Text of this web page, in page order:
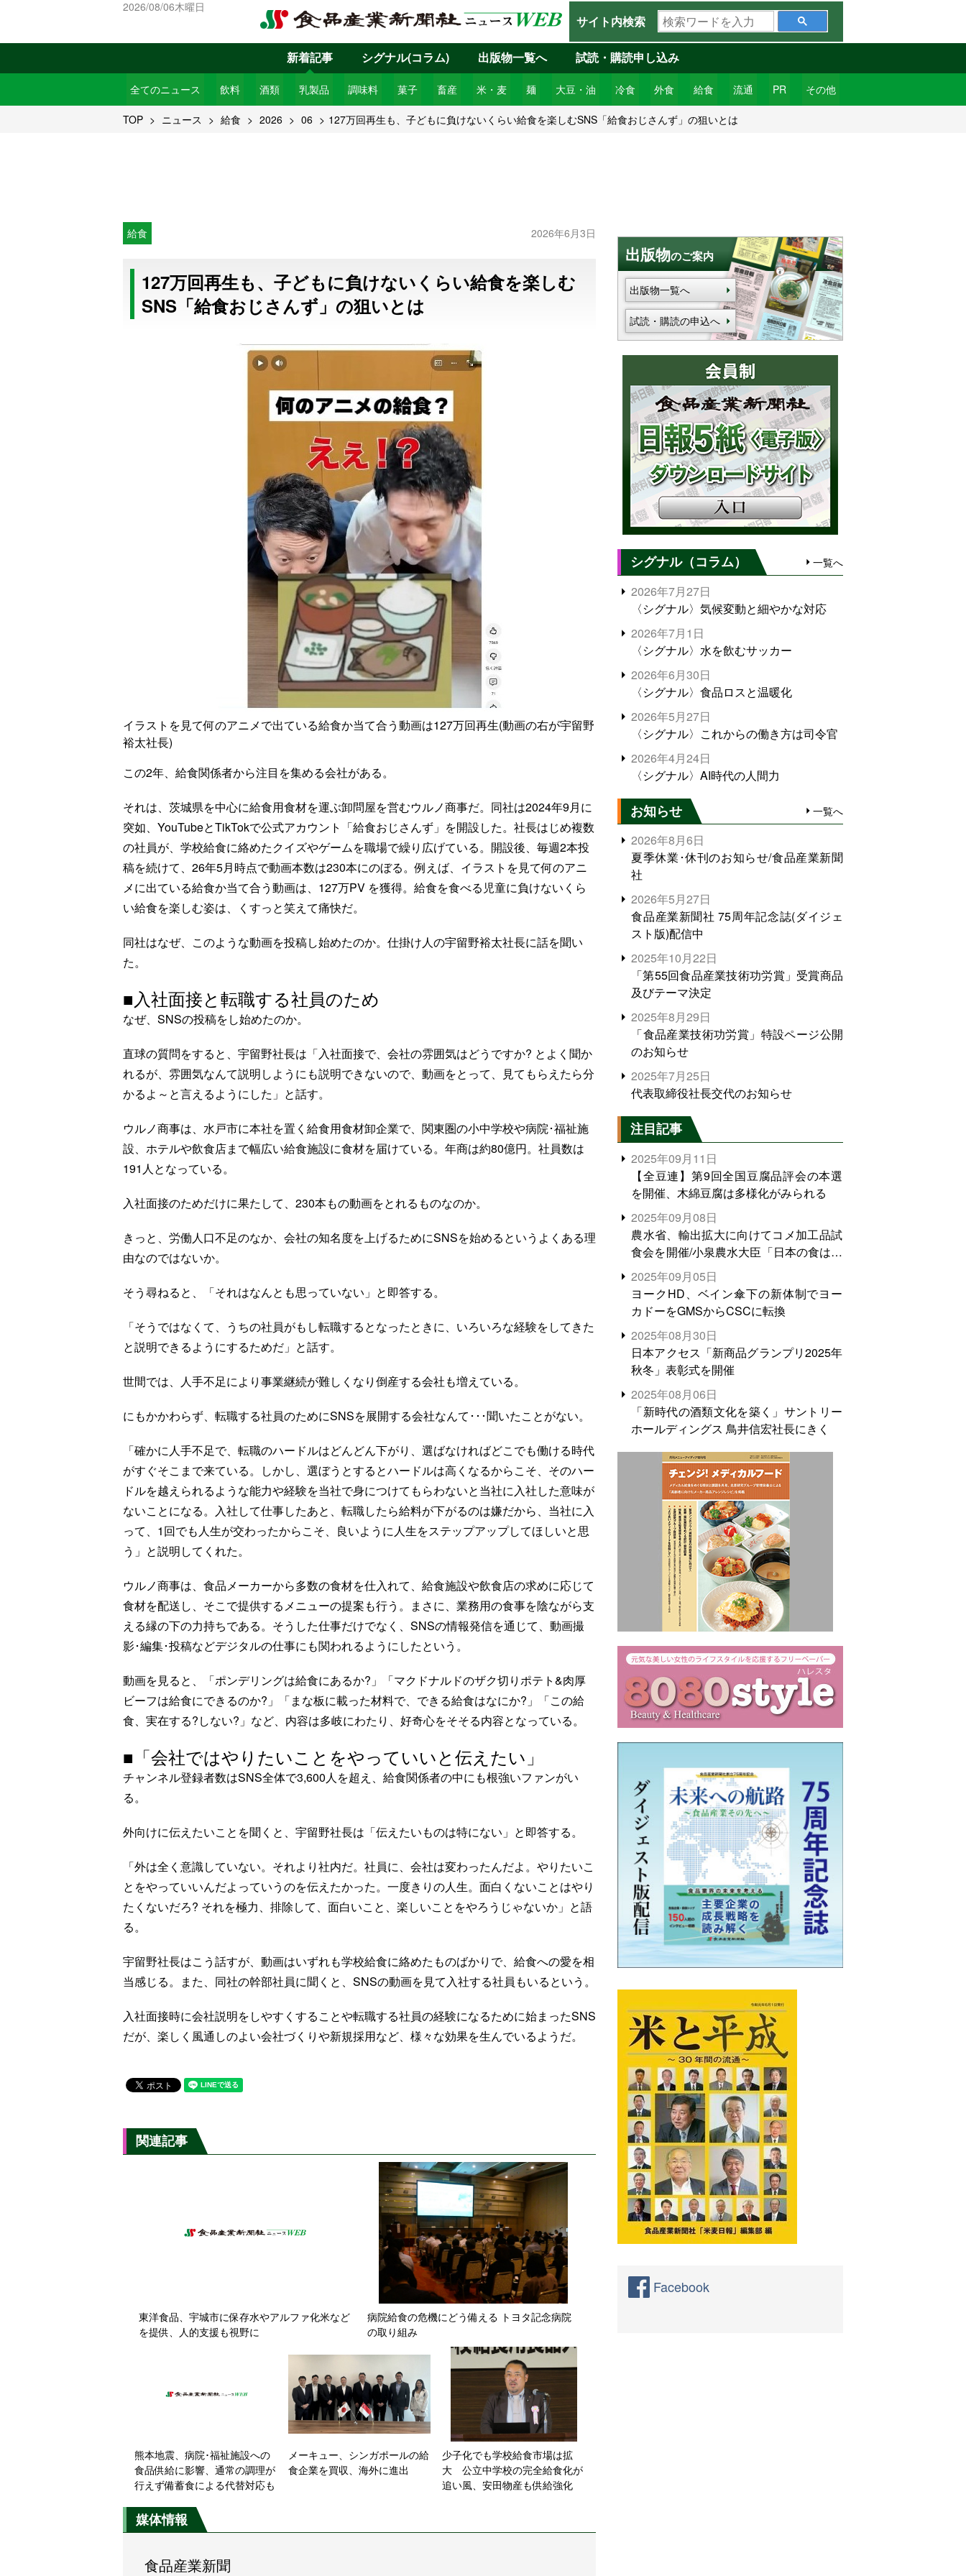
2026/08/06木曜日
サイト内検索
検
索
ワ
ー
ド
を
入
新着記事
全てのニュース 飲料 酒類 乳製品 調味料 菓子 畜産 米・麦 麺 大豆・油 冷食 外食 給食 流通 PR その他
シグナル(コラム) 出版物一覧へ 試読・購読申し込み
TOP ニュース 給食 2026 06 127万回再生も、子どもに負けないくらい給食を楽しむSNS「給食おじさんず」の狙いとは
給食 2026年6月3日
127万回再生も、子どもに負けないくらい給食を楽しむ
SNS「給食おじさんず」の狙いとは
イラストを見て何のアニメで出ている給食か当て合う動画は127万回再生(動画の右が宇留野
裕太社長)
この2年、給食関係者から注目を集める会社がある。
それは、茨城県を中心に給食用食材を運ぶ卸問屋を営むウルノ商事だ。同社は2024年9月に
突如、YouTubeとTikTokで公式アカウント「給食おじさんず」を開設した。社長はじめ複数
の社員が、学校給食に絡めたクイズやゲームを職場で繰り広げている。開設後、毎週2本投
稿を続けて、26年5月時点で動画本数は230本にのぼる。例えば、イラストを見て何のアニ
メに出ている給食か当て合う動画は、127万PV を獲得。給食を食べる児童に負けないくら
い給食を楽しむ姿は、くすっと笑えて痛快だ。
同社はなぜ、このような動画を投稿し始めたのか。仕掛け人の宇留野裕太社長に話を聞い
た。
■入社面接と転職する社員のため
なぜ、SNSの投稿をし始めたのか。
直球の質問をすると、宇留野社長は「入社面接で、会社の雰囲気はどうですか? とよく聞か
れるが、雰囲気なんて説明しようにも説明できないので、動画をとって、見てもらえたら分
かるよ～と言えるようにした」と話す。
ウルノ商事は、水戸市に本社を置く給食用食材卸企業で、関東圏の小中学校や病院･福祉施
設、ホテルや飲食店まで幅広い給食施設に食材を届けている。年商は約80億円。社員数は
191人となっている。
入社面接のためだけに果たして、230本もの動画をとれるものなのか。
きっと、労働人口不足のなか、会社の知名度を上げるためにSNSを始めるというよくある理
由なのではないか。
そう尋ねると、「それはなんとも思っていない」と即答する。
「そうではなくて、うちの社員がもし転職するとなったときに、いろいろな経験をしてきた
と説明できるようにするためだ」と話す。
世間では、人手不足により事業継続が難しくなり倒産する会社も増えている。
にもかかわらず、転職する社員のためにSNSを展開する会社なんて･･･聞いたことがない。
「確かに人手不足で、転職のハードルはどんどん下がり、選ばなければどこでも働ける時代
がすぐそこまで来ている。しかし、選ぼうとするとハードルは高くなるからこそ、そのハー
ドルを越えられるような能力や経験を当社で身につけてもらわないと当社に入社した意味が
ないことになる。入社して仕事したあと、転職したら給料が下がるのは嫌だから、当社に入
って、1回でも人生が交わったからこそ、良いように人生をステップアップしてほしいと思
う」と説明してくれた。
ウルノ商事は、食品メーカーから多数の食材を仕入れて、給食施設や飲食店の求めに応じて
食材を配送し、そこで提供するメニューの提案も行う。まさに、業務用の食事を陰ながら支
える縁の下の力持ちである。そうした仕事だけでなく、SNSの情報発信を通じて、動画撮
影･編集･投稿などデジタルの仕事にも関われるようにしたという。
動画を見ると、「ポンデリングは給食にあるか?」「マクドナルドのザク切りポテト&肉厚
ビーフは給食にできるのか?」「まな板に載った材料で、できる給食はなにか?」「この給
食、実在する?しない?」など、内容は多岐にわたり、好奇心をそそる内容となっている。
■「会社ではやりたいことをやっていいと伝えたい」
チャンネル登録者数はSNS全体で3,600人を超え、給食関係者の中にも根強いファンがい
る。
外向けに伝えたいことを聞くと、宇留野社長は「伝えたいものは特にない」と即答する。
「外は全く意識していない。それより社内だ。社員に、会社は変わったんだよ。やりたいこ
とをやっていいんだよっていうのを伝えたかった。一度きりの人生。面白くないことはやり
たくないだろ? それを極力、排除して、面白いこと、楽しいことをやろうじゃないか」と語
る。
宇留野社長はこう話すが、動画はいずれも学校給食に絡めたものばかりで、給食への愛を相
当感じる。また、同社の幹部社員に聞くと、SNSの動画を見て入社する社員もいるという。
入社面接時に会社説明をしやすくすることや転職する社員の経験になるために始まったSNS
だが、楽しく風通しのよい会社づくりや新規採用など、様々な効果を生んでいるようだ。
関連記事
東洋食品、宇城市に保存水やアルファ化米など
を提供、人的支援も視野に
病院給食の危機にどう備える トヨタ記念病院
の取り組み
熊本地震、病院･福祉施設への
食品供給に影響、通常の調理が
行えず備蓄食による代替対応も
メーキュー、シンガポールの給
食企業を買収、海外に進出
少子化でも学校給食市場は拡
大 公立中学校の完全給食化が
追い風、安田物産も供給強化
媒体情報
食品産業新聞
出版物のご案内
出版物一覧へ
試読・購読の申込へ
シグナル（コラム） 一覧へ
2026年7月27日
〈シグナル〉気候変動と細やかな対応
2026年7月1日
〈シグナル〉水を飲むサッカー
2026年6月30日
〈シグナル〉食品ロスと温暖化
2026年5月27日
〈シグナル〉これからの働き方は司令官
2026年4月24日
〈シグナル〉AI時代の人間力
お知らせ 一覧へ
2026年8月6日
夏季休業･休刊のお知らせ/食品産業新聞
社
2026年5月27日
食品産業新聞社 75周年記念誌(ダイジェ
スト版)配信中
2025年10月22日
「第55回食品産業技術功労賞」受賞商品
及びテーマ決定
2025年8月29日
「食品産業技術功労賞」特設ページ公開
のお知らせ
2025年7月25日
代表取締役社長交代のお知らせ
注目記事
2025年09月11日
【全豆連】第9回全国豆腐品評会の本選
を開催、木綿豆腐は多様化がみられる
2025年09月08日
農水省、輸出拡大に向けてコメ加工品試
食会を開催/小泉農水大臣「日本の食は世
界でトップをとれる。米増産に向けて、
米輸出需要の拡大を」
2025年09月05日
ヨークHD、ベイン傘下の新体制でヨー
カドーをGMSからCSCに転換
2025年08月30日
日本アクセス「新商品グランプリ2025年
秋冬」表彰式を開催
2025年08月06日
「新時代の酒類文化を築く」サントリー
ホールディングス 鳥井信宏社長にきく
Facebook